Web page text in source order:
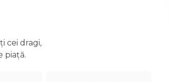
cei dragi,
piață.